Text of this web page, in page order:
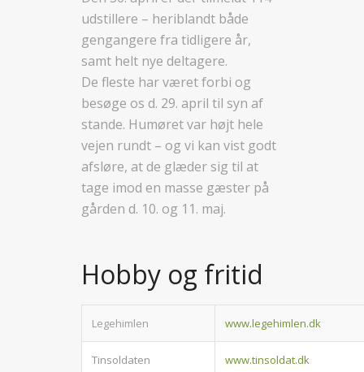
udstillere – heriblandt både
gengangere fra tidligere år,
samt helt nye deltagere.
De fleste har været forbi og
besøge os d. 29. april til syn af
stande. Humøret var højt hele
vejen rundt – og vi kan vist godt
afsløre, at de glæder sig til at
tage imod en masse gæster på
gården d. 10. og 11. maj.
Hobby og fritid
Legehimlen www.legehimlen.dk
Tinsoldaten www.tinsoldat.dk